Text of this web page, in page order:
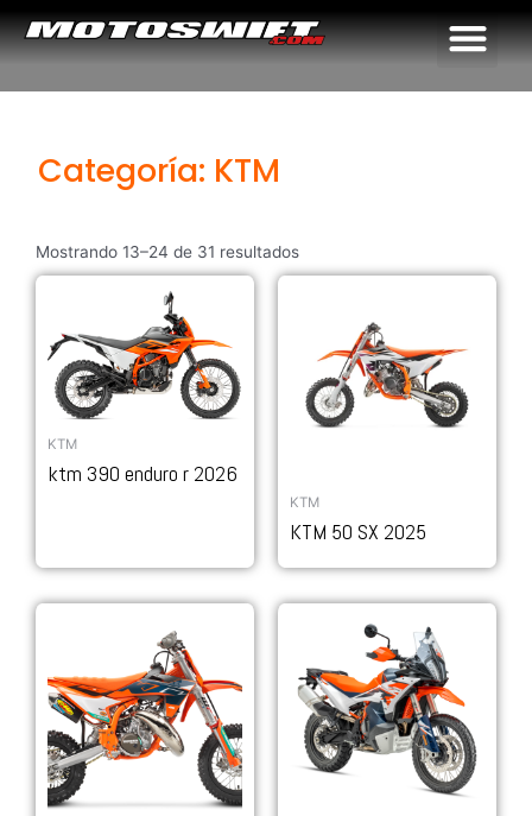
Categoría: KTM
Mostrando 13–24 de 31 resultados
KTM
ktm 390 enduro r 2026
KTM
KTM 50 SX 2025